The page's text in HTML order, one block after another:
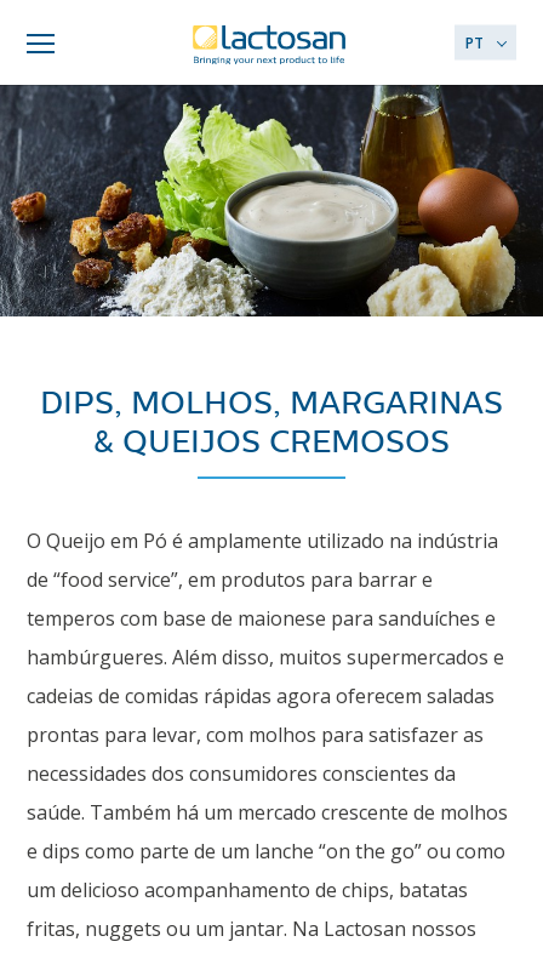
PT
DIPS, MOLHOS, MARGARINAS
& QUEIJOS CREMOSOS
O Queijo em Pó é amplamente utilizado na indústria
de “food service”, em produtos para barrar e
temperos com base de maionese para sanduíches e
hambúrgueres. Além disso, muitos supermercados e
cadeias de comidas rápidas agora oferecem saladas
prontas para levar, com molhos para satisfazer as
necessidades dos consumidores conscientes da
saúde. Também há um mercado crescente de molhos
e dips como parte de um lanche “on the go” ou como
um delicioso acompanhamento de chips, batatas
fritas, nuggets ou um jantar. Na Lactosan nossos